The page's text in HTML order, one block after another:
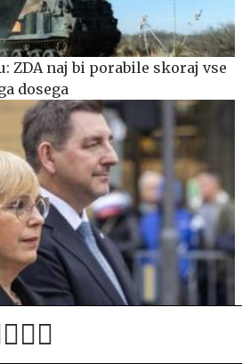
ZDA naj bi porabile skoraj vse
dosega